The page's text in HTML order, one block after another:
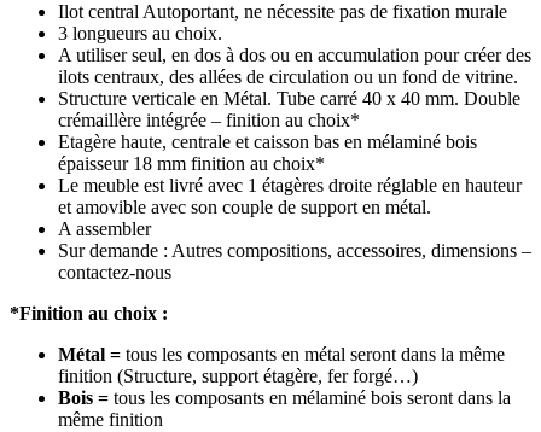
Ilot central Autoportant, ne nécessite pas de fixation murale
3 longueurs au choix.
A utiliser seul, en dos à dos ou en accumulation pour créer des
ilots centraux, des allées de circulation ou un fond de vitrine.
Structure verticale en Métal. Tube carré 40 x 40 mm. Double
crémaillère intégrée – finition au choix*
Etagère haute, centrale et caisson bas en mélaminé bois
épaisseur 18 mm finition au choix*
Le meuble est livré avec 1 étagères droite réglable en hauteur
et amovible avec son couple de support en métal.
A assembler
Sur demande : Autres compositions, accessoires, dimensions –
contactez-nous
*Finition au choix :
Métal = tous les composants en métal seront dans la même
finition (Structure, support étagère, fer forgé…)
Bois = tous les composants en mélaminé bois seront dans la
même finition